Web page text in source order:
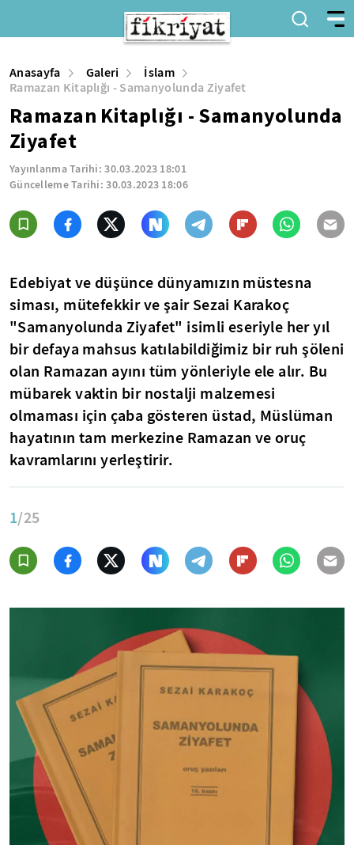
Anasayfa Galeri
İslam
Ramazan Kitaplığı - Samanyolunda Ziyafet
Ramazan Kitaplığı - Samanyolunda
Ziyafet
Yayınlanma Tarihi:30.03.2023 18:01
Güncelleme Tarihi:30.03.2023 18:06
Edebiyat ve düşünce dünyamızın müstesna
siması, mütefekkir ve şair Sezai Karakoç
"Samanyolunda Ziyafet" isimli eseriyle her yıl
bir defaya mahsus katılabildiğimiz bir ruh şöleni
olan Ramazan ayını tüm yönleriyle ele alır. Bu
mübarek vaktin bir nostalji malzemesi
olmaması için çaba gösteren üstad, Müslüman
hayatının tam merkezine Ramazan ve oruç
kavramlarını yerleştirir.
1/25